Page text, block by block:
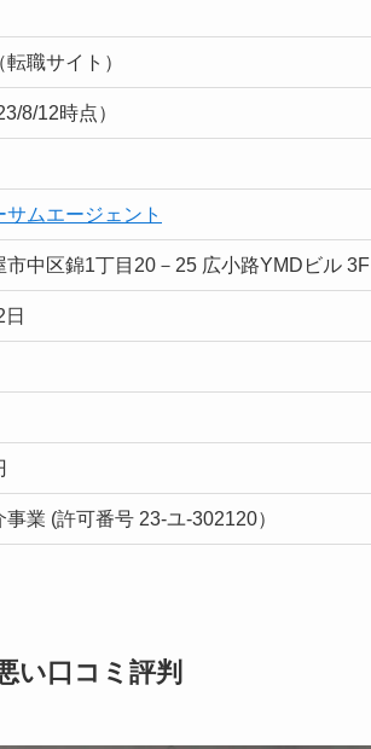
職サイト）
8/12時点）
ムエージェント
市中区錦1丁目20－25 広小路YMDビル 3F
業 (許可番号 23-ユ-302120）
い口コミ評判